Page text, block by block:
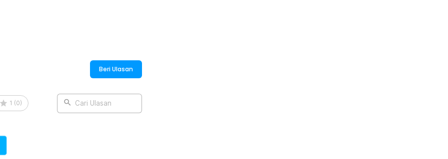
Inclinometer Magnet - RN01
Beri Ulasan
1 (0) Cari Ulasan